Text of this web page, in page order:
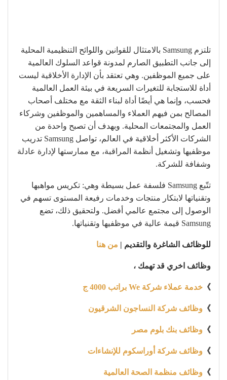
تلتزم Samsung بالامتثال للقوانين واللوائح التنظيمية المحلية
إلى جانب التطبيق الصارم لمدونة قواعد السلوك العالمية
على جميع الموظفين. وهي تعتقد بأن الإدارة الأخلاقية ليست
أداة للاستجابة للتغيرات السريعة في بيئة العمل العالمية
فحسب، وإنما هي أيضًا أداة لبناء الثقة مع مختلف أصحاب
المصالح بمن فيهم العملاء والمساهمين والموظفين وشركاء
العمل والمجتمعات المحلية. وبهدف أن تصبح واحدة من
الشركات الأكثر أخلاقية في العالم، تواصل Samsung تدريب
موظفيها وتشغيل أنظمة المراقبة، مع ممارستها لإدارة عادلة
وشفافة للشركة.
تتّبع Samsung فلسفة عمل بسيطة وهي: تكريس مواهبها
وتقنياتها لابتكار منتجات وخدمات رفيعة المستوى تسهم في
الوصول إلى مجتمع عالمي أفضل. ولتحقيق ذلك، تضع
Samsung قيمة عالية في موظفيها وتقنياتها.
للوظائف الشاغرة والتقديم | من هنا
وظائف اخري قد تهمك ،
》 خدمة عملاء شركة We براتب 4000 ج
》 وظائف شركة النساجون الشرقيون
》 وظائف بنك بلوم مصر
》 وظائف شركة أوراسكوم للإنشاءات
》 وظائف منظمة الصحة العالمية